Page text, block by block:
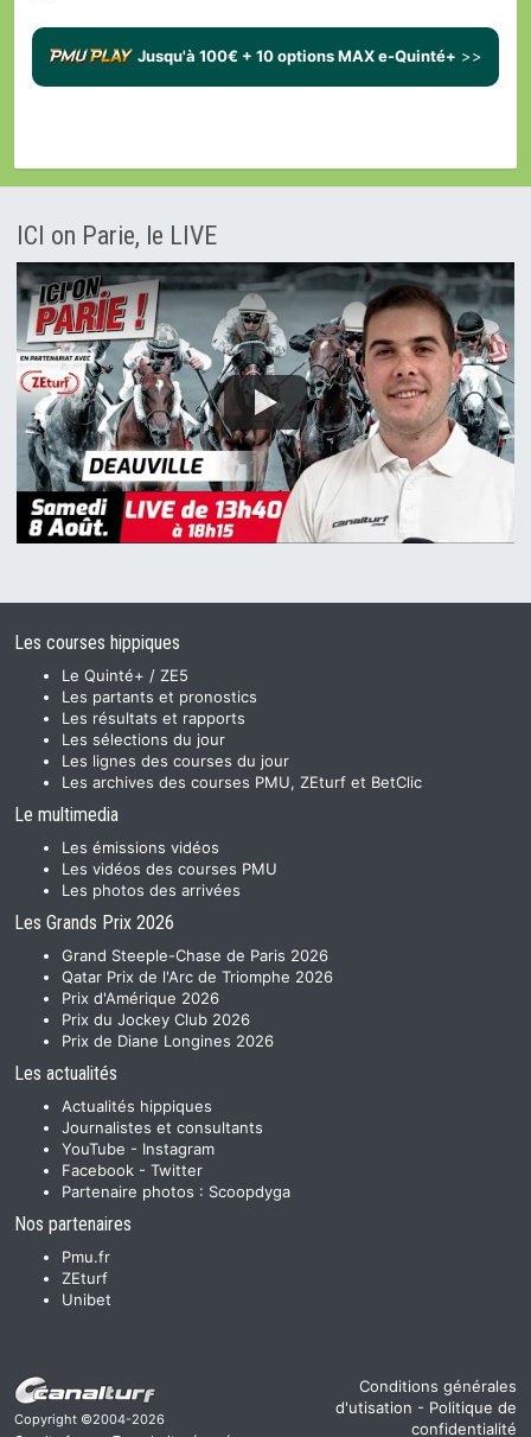
Jusqu'à 100€ + 10 options MAX e-Quinté+ >>
ICI on Parie, le LIVE
Les courses hippiques
Le Quinté+ / ZE5
Les partants et pronostics
Les résultats et rapports
Les sélections du jour
Les lignes des courses du jour
Les archives des courses PMU, ZEturf et BetClic
Le multimedia
Les émissions vidéos
Les vidéos des courses PMU
Les photos des arrivées
Les Grands Prix 2026
Grand Steeple-Chase de Paris 2026
Qatar Prix de l'Arc de Triomphe 2026
Prix d'Amérique 2026
Prix du Jockey Club 2026
Prix de Diane Longines 2026
Les actualités
Actualités hippiques
Journalistes et consultants
YouTube - Instagram
Facebook - Twitter
Partenaire photos : Scoopdyga
Nos partenaires
Pmu.fr
ZEturf
Unibet
Copyright ©2004-2026
Conditions générales
d'utisation - Politique de
confidentialité